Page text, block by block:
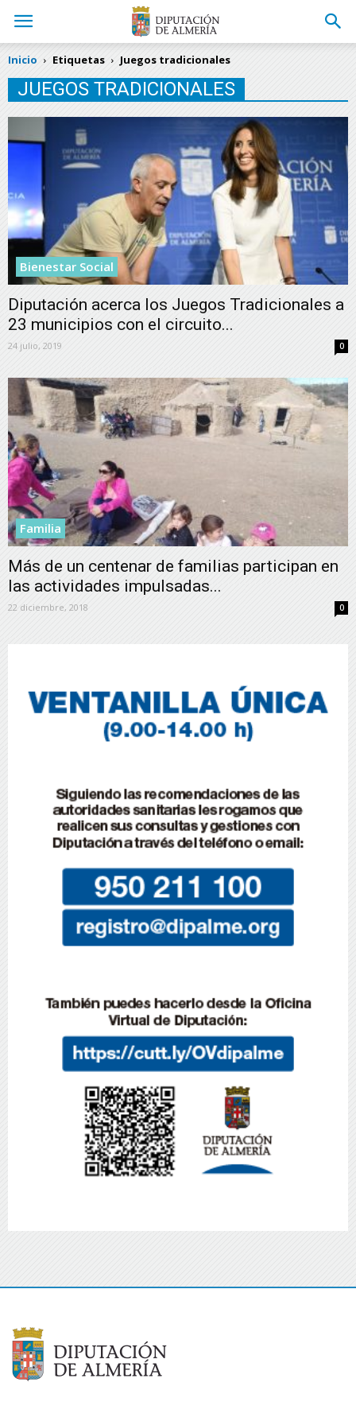
Inicio Etiquetas Juegos tradicionales
JUEGOS TRADICIONALES
Bienestar Social
Diputación acerca los Juegos Tradicionales a
23 municipios con el circuito...
24 julio, 2019 0
Familia
Más de un centenar de familias participan en
las actividades impulsadas...
22 diciembre, 2018 0